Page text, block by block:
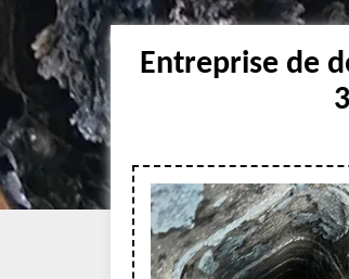
Entreprise de